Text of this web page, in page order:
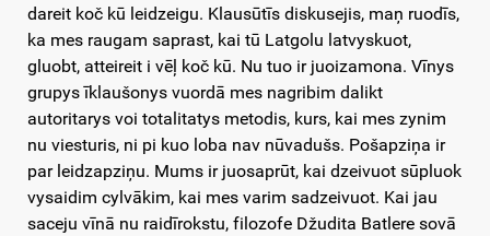
dareit koč kū leidzeigu. Klausūtīs diskusejis, maņ ruodīs,
ka mes raugam saprast, kai tū Latgolu latvyskuot,
gluobt, atteireit i vēļ koč kū. Nu tuo ir juoizamona. Vīnys
grupys īklaušonys vuordā mes nagribim dalikt
autoritarys voi totalitatys metodis, kurs, kai mes zynim
nu viesturis, ni pi kuo loba nav nūvadušs. Pošapziņa ir
par leidzapziņu. Mums ir juosaprūt, kai dzeivuot sūpluok
vysaidim cylvākim, kai mes varim sadzeivuot. Kai jau
saceju vīnā nu raidīrokstu, filozofe Džudita Batlere sovā